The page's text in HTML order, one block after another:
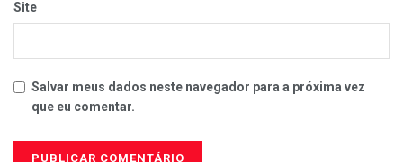
Site
Salvar meus dados neste navegador para a próxima vez
que eu comentar.